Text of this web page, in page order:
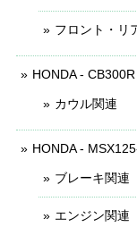
フロント・リ
HONDA - CB300R
カウル関連
HONDA -
ブレーキ関連
エンジン関連